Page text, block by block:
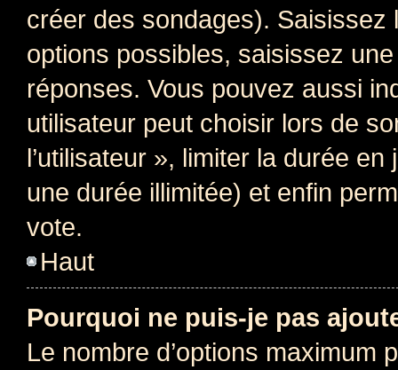
créer des sondages).
options possibles, saisissez
réponses. Vous pouvez aussi
utilisateur peut choisir lors de
l’utilisateur », limiter la durée
une durée illimitée) et enfin
vote.
Haut
Pourquoi ne puis-je pas
Le nombre d’options maximum